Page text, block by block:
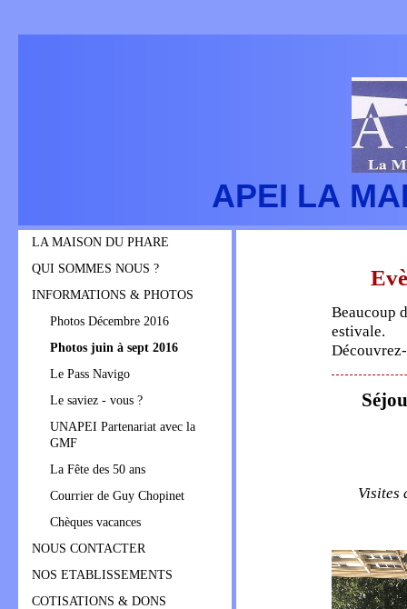
APEI LA
LA MAISON DU PHARE
QUI SOMMES NOUS ?
INFORMATIONS & PHOTOS
Photos Décembre 2016
Photos juin à sept 2016
Le Pass Navigo
Le saviez - vous ?
UNAPEI Partenariat avec la
GMF
La Fête des 50 ans
Courrier de Guy Chopinet
Chèques vacances
NOUS CONTACTER
NOS ETABLISSEMENTS
COTISATIONS & DONS
Beaucoup
estivale.
Visites